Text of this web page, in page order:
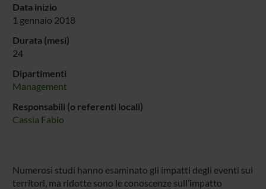
Data inizio
1 gennaio 2018
Durata (mesi)
24
Dipartimenti
Management
Responsabili (o referenti locali)
Cassia Fabio
Numerosi studi hanno esaminato gli impatti degli eventi sui
territori, ma ridotte sono le conoscenze sull’impatto